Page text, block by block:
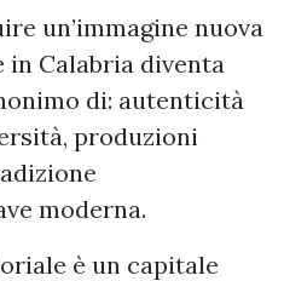
un’immagine nuova
in Calabria diventa
di: autenticità
produzioni
moderna.
è un capitale